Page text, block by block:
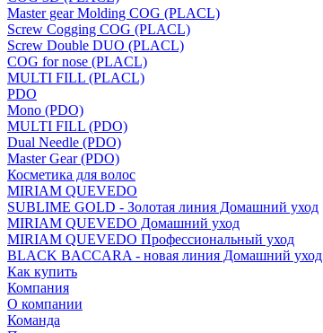
Master gear Molding COG (PLACL)
Screw Cogging COG (PLACL)
Screw Double DUO (PLACL)
COG for nose (PLACL)
MULTI FILL (PLACL)
PDO
Mono (PDO)
MULTI FILL (PDO)
Dual Needle (PDO)
Master Gear (PDO)
Косметика для волос
MIRIAM QUEVEDO
SUBLIME GOLD - Золотая линия Домашний уход
MIRIAM QUEVEDO Домашний уход
MIRIAM QUEVEDO Профессиональный уход
BLACK BACCARA - новая линия Домашний уход
Как купить
Компания
О компании
Команда